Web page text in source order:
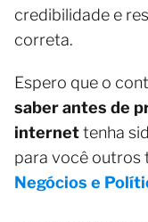
credibilidade e
correta.
Espero que o
saber antes de
internettenha
para você outros
Negócios e